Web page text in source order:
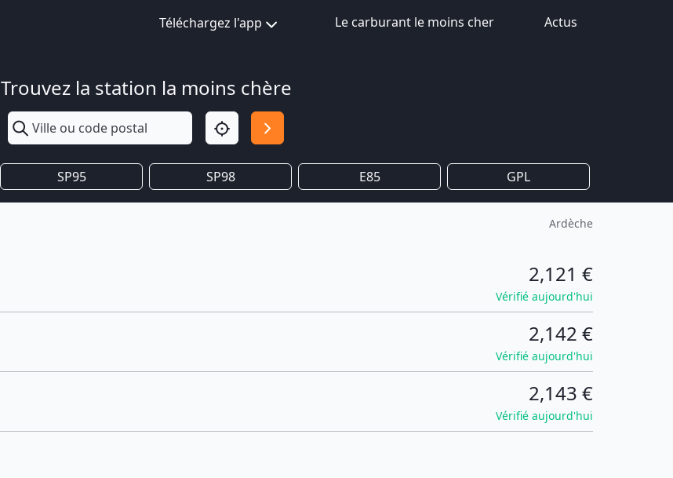
Téléchargez l'app Le carburant le moins cher Actus
Trouvez la station la moins chère
SP95 SP98 E85 GPL
Ardèche
2,121 €
Vérifié aujourd'hui
2,142 €
Vérifié aujourd'hui
2,143 €
Vérifié aujourd'hui